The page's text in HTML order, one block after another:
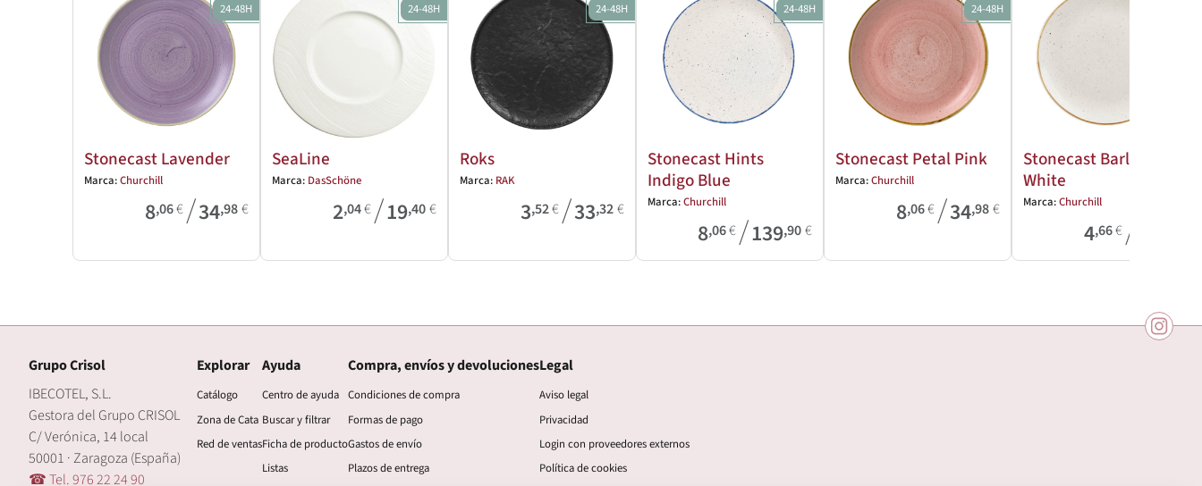
24-48H
Stonecast Lavender
Marca:Churchill
8,06€/34,98€
24-48H
SeaLine
Marca: DasSchöne
2,04€/19,40€
24-48H
Roks
Marca: RAK
3,52€/33,32€
24-48H
Stonecast Hints
Indigo Blue
Marca:Churchill
8,06€/139,90€
24-48H
Stonecast Petal Pink
Marca:Churchill
8,06€/34,98€
Stonecast Barley
White
Marca:Churchill
4,66€/
Grupo Crisol
IBECOTEL, S.L.
Gestora del Grupo CRISOL
C/ Verónica, 14 local
50001 · Zaragoza (España)
☎ Tel. 976 22 24 90
Explorar
Catálogo
Zona de Cata
Red de ventas
Ayuda
Centro de ayuda
Buscar y filtrar
Ficha de producto
Listas
Compra, envíos y devoluciones
Condiciones de compra
Formas de pago
Gastos de envío
Plazos de entrega
Legal
Aviso legal
Privacidad
Login con proveedores externos
Política de cookies